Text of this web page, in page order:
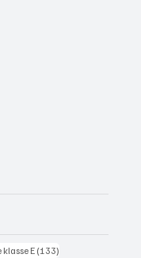
posts
klasse E (133)